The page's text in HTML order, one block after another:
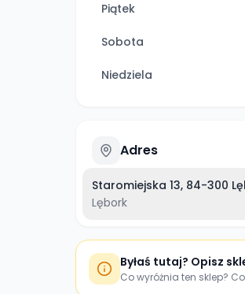
Piątek
Sobota
Niedziela
Adres
Staromiejska 13, 84-300
Lębork
Byłaś tutaj? Opisz
Co wyróżnia ten sklep?